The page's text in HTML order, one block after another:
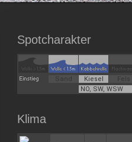
Spotcharakter
Sand Kiesel
Fels
NO, SW, WSW
Klima